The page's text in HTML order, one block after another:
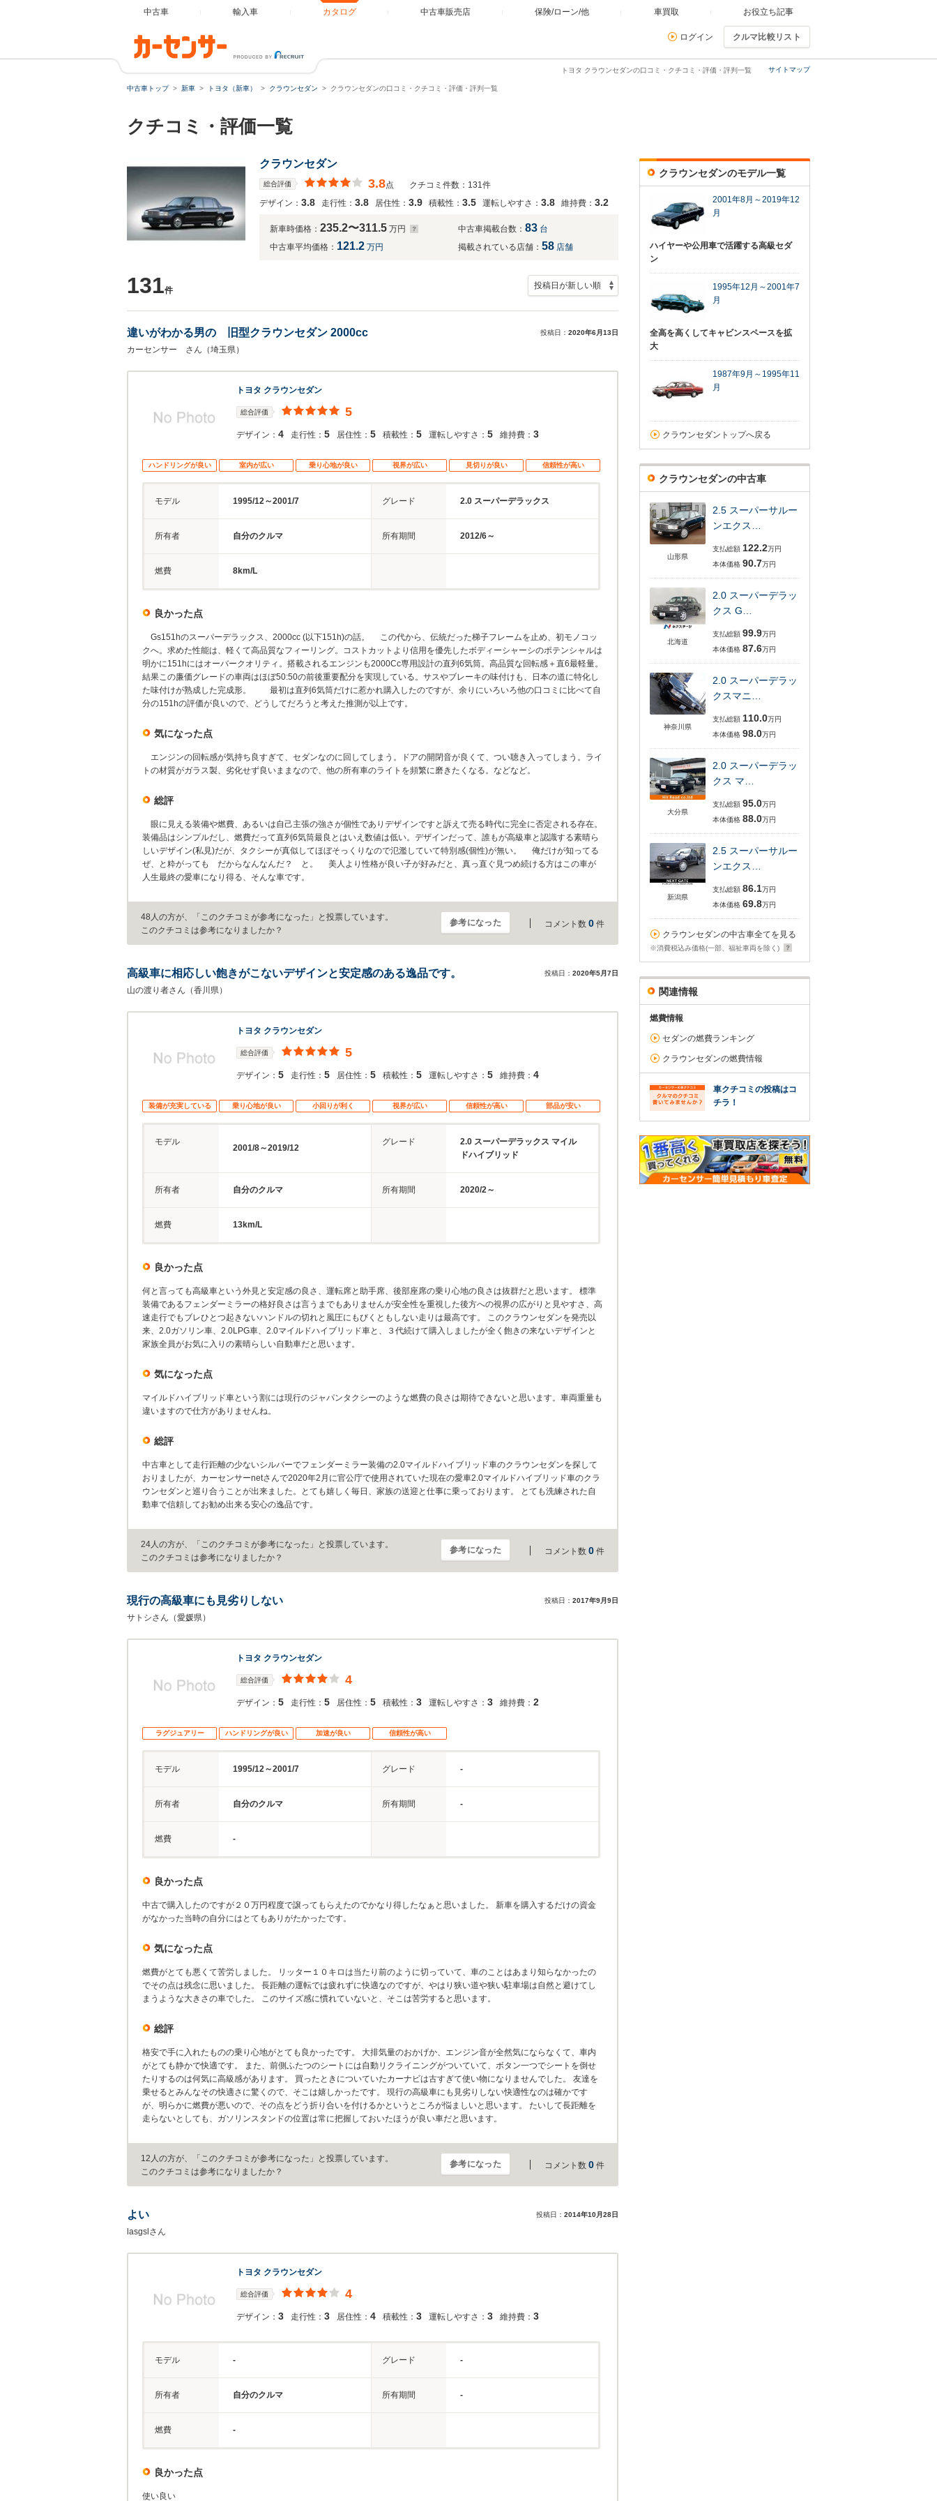
中古車 輸入車 カタログ 中古車販売店 保険/ローン/他 車買取 お役立ち記事
ログイン クルマ比較リスト
サイトマップ
トヨタ クラウンセダンの口コミ・クチコミ・評価・評判一覧
中古車トップ 新車 トヨタ（新車） クラウンセダン クラウンセダンの口コミ・クチコミ・評価・評判一覧
クチコミ・評価一覧
クラウンセダン
総合評価 3.8点
クチコミ件数：131件
デザイン： 3.8 走行性： 3.8 居住性： 3.9 積載性： 3.5 運転しやすさ： 3.8 維持費： 3.2
新車時価格： 235.2〜311.5 万円 中古車掲載台数： 83 台
中古車平均価格： 121.2 万円 掲載されている店舗： 58 店舗
131件
違いがわかる男の 旧型クラウンセダン 2000cc 投稿日： 2020年6月13日
カーセンサー さん（埼玉県）
トヨタ クラウンセダン
総合評価 5
デザイン： 4 走行性： 5 居住性： 5 積載性： 5 運転しやすさ： 5 維持費： 3
ハンドリングが良い 室内が広い 乗り心地が良い 視界が広い 見切りが良い 信頼性が高い
モデル 1995/12～2001/7 グレード 2.0 スーパーデラックス
所有者 自分のクルマ 所有期間 2012/6～
燃費 8km/L
良かった点
Gs151hのスーパーデラックス、2000cc (以下151h)の話。 この代から、伝統だった梯子フレームを止め、初モノコッ
クへ。求めた性能は、軽くて高品質なフィーリング。コストカットより信用を優先したボディーシャーシのポテンシャルは
明かに151hにはオーバークオリティ。搭載されるエンジンも2000Cc専用設計の直列6気筒。高品質な回転感＋直6最軽量。
結果この廉価グレードの車両はほぼ50:50の前後重要配分を実現している。サスやブレーキの味付けも、日本の道に特化し
た味付けが熟成した完成形。 最初は直列6気筒だけに惹かれ購入したのですが、余りにいろいろ他の口コミに比べて自
分の151hの評価が良いので、どうしてだろうと考えた推測が以上です。
気になった点
エンジンの回転感が気持ち良すぎて、セダンなのに回してしまう。ドアの開閉音が良くて、つい聴き入ってしまう。ライ
トの材質がガラス製、劣化せず良いままなので、他の所有車のライトを頻繁に磨きたくなる。などなど。
総評
眼に見える装備や燃費、あるいは自己主張の強さが個性でありデザインですと訴えて売る時代に完全に否定される存在。
装備品はシンプルだし、燃費だって直列6気筒最良とはいえ数値は低い。デザインだって、誰もが高級車と認識する素晴ら
しいデザイン(私見)だが、タクシーが真似してほぼそっくりなので氾濫していて特別感(個性)が無い。 俺だけが知ってる
ぜ、と粋がっても だからなんなんだ？ と。 美人より性格が良い子が好みだと、真っ直ぐ見つめ続ける方はこの車が
人生最終の愛車になり得る、そんな車です。
48人の方が、「このクチコミが参考になった」と投票しています。
このクチコミは参考になりましたか？
参考になった コメント数 0 件
高級車に相応しい飽きがこないデザインと安定感のある逸品です。 投稿日： 2020年5月7日
山の渡り者さん（香川県）
トヨタ クラウンセダン
総合評価 5
デザイン： 5 走行性： 5 居住性： 5 積載性： 5 運転しやすさ： 5 維持費： 4
装備が充実している 乗り心地が良い 小回りが利く 視界が広い 信頼性が高い 部品が安い
モデル
2001/8～2019/12
グレード
2.0 スーパーデラックス マイル
ドハイブリッド
所有者 自分のクルマ 所有期間 2020/2～
燃費 13km/L
良かった点
何と言っても高級車という外見と安定感の良さ、運転席と助手席、後部座席の乗り心地の良さは抜群だと思います。 標準
装備であるフェンダーミラーの格好良さは言うまでもありませんが安全性を重視した後方への視界の広がりと見やすさ、高
速走行でもブレひとつ起きないハンドルの切れと風圧にもびくともしない走りは最高です。 このクラウンセダンを発売以
来、2.0ガソリン車、2.0LPG車、2.0マイルドハイブリッド車と、３代続けて購入しましたが全く飽きの来ないデザインと
家族全員がお気に入りの素晴らしい自動車だと思います。
気になった点
マイルドハイブリッド車という割には現行のジャパンタクシーのような燃費の良さは期待できないと思います。車両重量も
違いますので仕方がありませんね。
総評
中古車として走行距離の少ないシルバーでフェンダーミラー装備の2.0マイルドハイブリッド車のクラウンセダンを探して
おりましたが、カーセンサーnetさんで2020年2月に官公庁で使用されていた現在の愛車2.0マイルドハイブリッド車のクラ
ウンセダンと巡り合うことが出来ました。とても嬉しく毎日、家族の送迎と仕事に乗っております。 とても洗練された自
動車で信頼してお勧め出来る安心の逸品です。
24人の方が、「このクチコミが参考になった」と投票しています。
このクチコミは参考になりましたか？
参考になった コメント数 0 件
現行の高級車にも見劣りしない 投稿日： 2017年9月9日
サトシさん（愛媛県）
トヨタ クラウンセダン
総合評価 4
デザイン： 5 走行性： 5 居住性： 5 積載性： 3 運転しやすさ： 3 維持費： 2
ラグジュアリー ハンドリングが良い 加速が良い 信頼性が高い
モデル 1995/12～2001/7 グレード -
所有者 自分のクルマ 所有期間 -
燃費 -
良かった点
中古で購入したのですが２０万円程度で譲ってもらえたのでかなり得したなぁと思いました。 新車を購入するだけの資金
がなかった当時の自分にはとてもありがたかったです。
気になった点
燃費がとても悪くて苦労しました。 リッター１０キロは当たり前のように切っていて、車のことはあまり知らなかったの
でその点は残念に思いました。 長距離の運転では疲れずに快適なのですが、やはり狭い道や狭い駐車場は自然と避けてし
まうような大きさの車でした。 このサイズ感に慣れていないと、そこは苦労すると思います。
総評
格安で手に入れたものの乗り心地がとても良かったです。 大排気量のおかげか、エンジン音が全然気にならなくて、車内
がとても静かで快適です。 また、前側ふたつのシートには自動リクライニングがついていて、ボタン一つでシートを倒せ
たりするのは何気に高級感があります。 買ったときについていたカーナビは古すぎて使い物になりませんでした。 友達を
乗せるとみんなその快適さに驚くので、そこは嬉しかったです。 現行の高級車にも見劣りしない快適性なのは確かです
が、明らかに燃費が悪いので、その点をどう折り合いを付けるかというところが悩ましいと思います。 たいして長距離を
走らないとしても、ガソリンスタンドの位置は常に把握しておいたほうが良い車だと思います。
12人の方が、「このクチコミが参考になった」と投票しています。
このクチコミは参考になりましたか？
参考になった コメント数 0 件
よい 投稿日： 2014年10月28日
lasgslさん
トヨタ クラウンセダン
総合評価 4
デザイン： 3 走行性： 3 居住性： 4 積載性： 3 運転しやすさ： 3 維持費： 3
モデル - グレード -
所有者 自分のクルマ 所有期間 -
燃費 -
良かった点
使い良い
クラウンセダンのモデル一覧
2001年8月～2019年12
月
ハイヤーや公用車で活躍する高級セダ
ン
1995年12月～2001年7
月
全高を高くしてキャビンスペースを拡
大
1987年9月～1995年11
月
クラウンセダントップへ戻る
クラウンセダンの中古車
山形県
2.5 スーパーサルー
ンエクス…
支払総額 122.2万円
本体価格 90.7万円
北海道
2.0 スーパーデラッ
クス G…
支払総額 99.9万円
本体価格 87.6万円
神奈川県
2.0 スーパーデラッ
クスマニ…
支払総額 110.0万円
本体価格 98.0万円
大分県
2.0 スーパーデラッ
クス マ…
支払総額 95.0万円
本体価格 88.0万円
新潟県
2.5 スーパーサルー
ンエクス…
支払総額 86.1万円
本体価格 69.8万円
クラウンセダンの中古車全てを見る
※消費税込み価格(一部、福祉車両を除く)
関連情報
燃費情報
セダンの燃費ランキング
クラウンセダンの燃費情報
車クチコミの投稿はコ
チラ！